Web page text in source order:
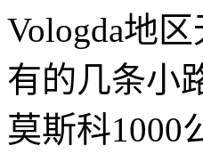
Vologda地
有的几条小
莫斯科1000